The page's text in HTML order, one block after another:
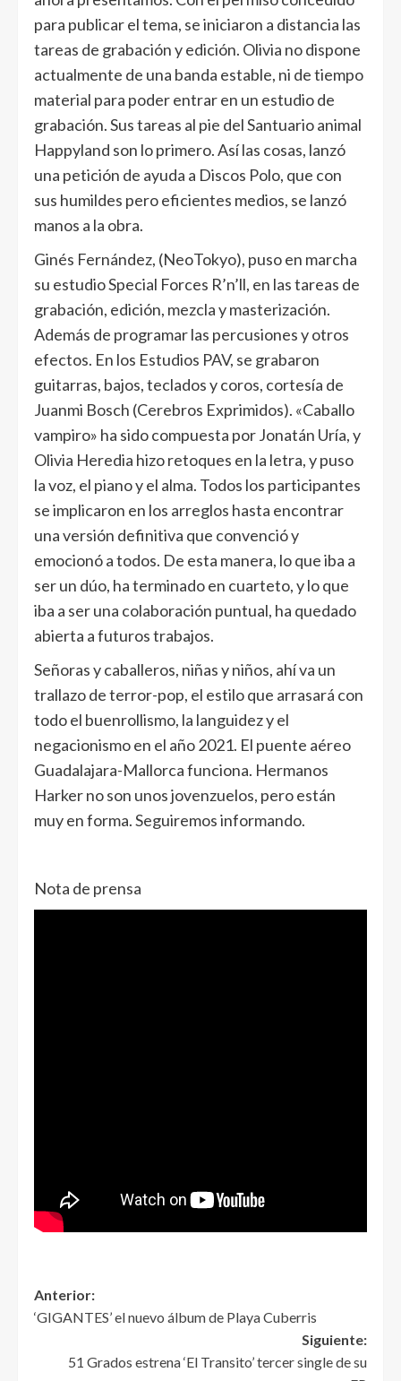
para publicar el tema, se iniciaron a distancia las
tareas de grabación y edición. Olivia no dispone
actualmente de una banda estable, ni de tiempo
material para poder entrar en un estudio de
grabación. Sus tareas al pie del Santuario animal
Happyland son lo primero. Así las cosas, lanzó
una petición de ayuda a Discos Polo, que con
sus humildes pero eficientes medios, se lanzó
manos a la obra.
Ginés Fernández, (NeoTokyo), puso en marcha
su estudio Special Forces R’n’ll, en las tareas de
grabación, edición, mezcla y masterización.
Además de programar las percusiones y otros
efectos. En los Estudios PAV, se grabaron
guitarras, bajos, teclados y coros, cortesía de
Juanmi Bosch (Cerebros Exprimidos). «Caballo
vampiro» ha sido compuesta por Jonatán Uría, y
Olivia Heredia hizo retoques en la letra, y puso
la voz, el piano y el alma. Todos los participantes
se implicaron en los arreglos hasta encontrar
una versión definitiva que convenció y
emocionó a todos. De esta manera, lo que iba a
ser un dúo, ha terminado en cuarteto, y lo que
iba a ser una colaboración puntual, ha quedado
abierta a futuros trabajos.
Señoras y caballeros, niñas y niños, ahí va un
trallazo de terror-pop, el estilo que arrasará con
todo el buenrollismo, la languidez y el
negacionismo en el año 2021. El puente aéreo
Guadalajara-Mallorca funciona. Hermanos
Harker no son unos jovenzuelos, pero están
muy en forma. Seguiremos informando.
Nota de prensa
Anterior:
‘GIGANTES’ el nuevo álbum de Playa Cuberris
Siguiente:
51 Grados estrena ‘El Transito’ tercer single de su